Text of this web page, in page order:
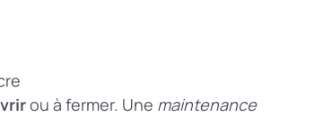
ou à fermer. Une maintenance